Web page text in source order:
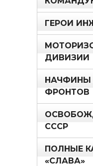
ГЕРОИ
ДИВИЗИИ
НАЧФИНЫ
ФРОНТОВ
СССР
ПОЛНЫЕ
«СЛАВА»